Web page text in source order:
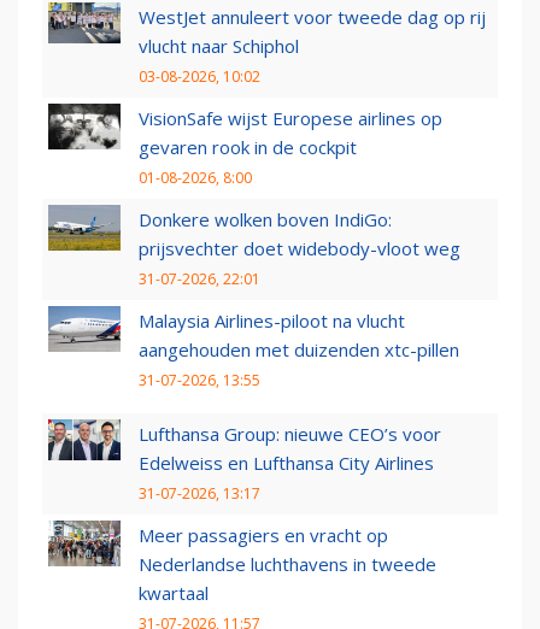
WestJet annuleert voor tweede dag op rij
vlucht naar Schiphol
03-08-2026, 10:02
VisionSafe wijst Europese airlines op
gevaren rook in de cockpit
01-08-2026, 8:00
Donkere wolken boven IndiGo:
prijsvechter doet widebody-vloot weg
31-07-2026, 22:01
Malaysia Airlines-piloot na vlucht
aangehouden met duizenden xtc-pillen
31-07-2026, 13:55
Lufthansa Group: nieuwe CEO’s voor
Edelweiss en Lufthansa City Airlines
31-07-2026, 13:17
Meer passagiers en vracht op
Nederlandse luchthavens in tweede
kwartaal
31-07-2026, 11:57